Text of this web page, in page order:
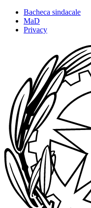
Bacheca sindacale
MaD
Privacy